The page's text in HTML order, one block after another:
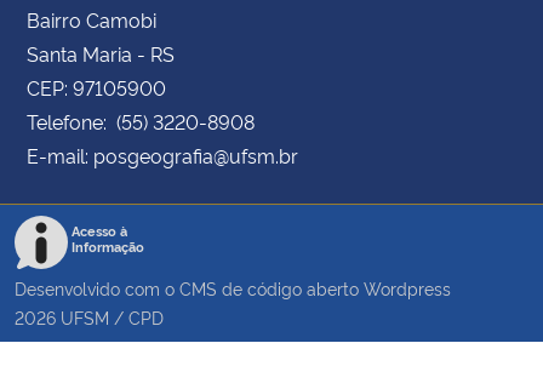
Bairro Camobi
Santa Maria - RS
CEP: 97105900
Telefone: (55) 3220-8908
E-mail: posgeografia@ufsm.br
Acesso à
Informação
Desenvolvido com o CMS de código aberto Wordpress
2026 UFSM / CPD